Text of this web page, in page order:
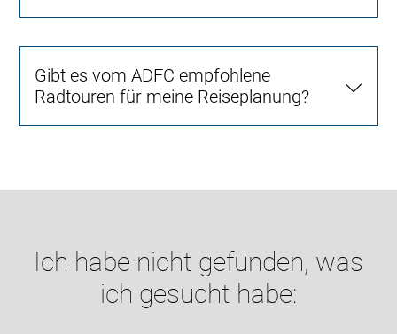
Gibt es vom ADFC empfohlene
Radtouren für meine Reiseplanung?
Ich habe nicht gefunden, was
ich gesucht habe: